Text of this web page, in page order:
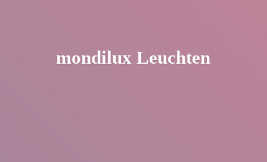
mondilux Leuchten